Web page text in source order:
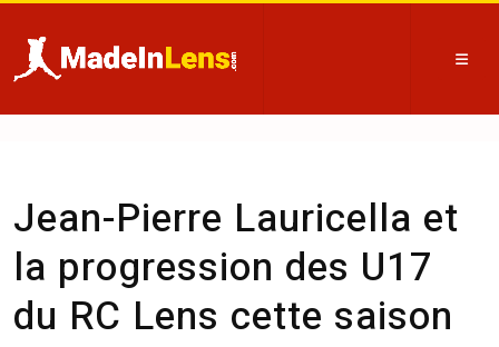
Jean-Pierre Lauricella et
la progression des U17
du RC Lens cette saison